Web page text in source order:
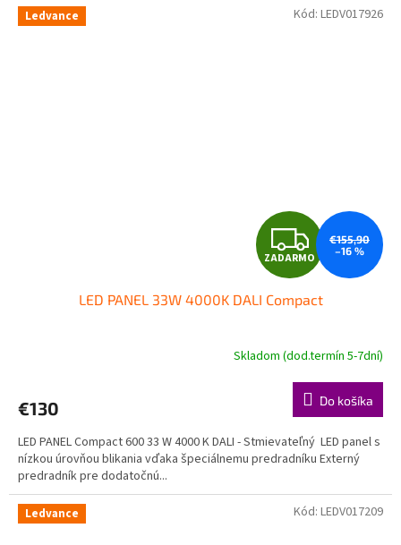
Ledvance
Z
A
D
A
R
M
O
ZADARMO
€155,90
–16 %
LED PANEL 33W 4000K DALI Compact
Skladom (dod.termín 5-7dní)
€130 Do košíka
LED PANEL Compact 600 33 W 4000 K DALI - Stmievateľný LED panel s
nízkou úrovňou blikania vďaka špeciálnemu predradníku Externý
predradník pre dodatočnú...
Kód: LEDV017926
Ledvance Kód: LEDV017209